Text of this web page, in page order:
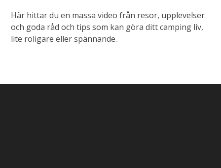
Här hittar du en massa video från resor, upplevelser
och goda råd och tips som kan göra ditt camping liv,
lite roligare eller spännande.